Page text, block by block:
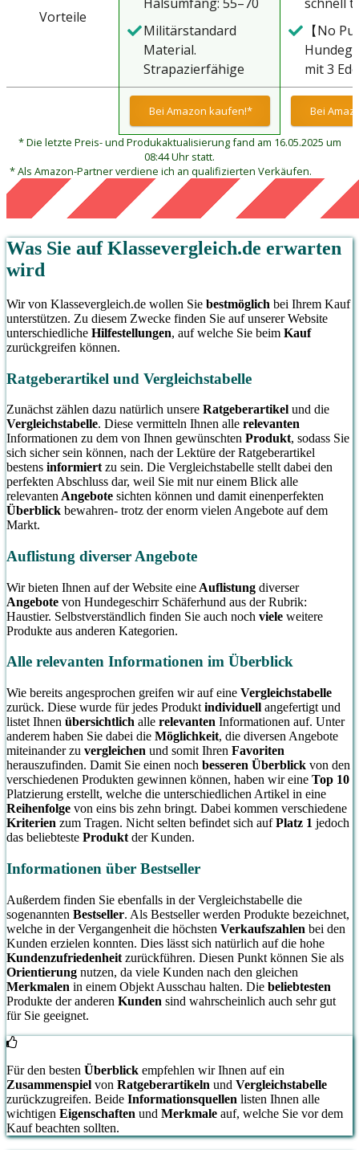
Vorteile
cm, Brustumfang:
76–91 cm,
Rückenlänge: 26,6
cm. Ideal für
mittelgroße Rassen.
Dieses
Alltagsgeschirr mit
zusätzlicher
Funktionalität passt
sich problemlos an
alle täglichen
Ereignisse an und
wird zu einer
professionellen
Dienst, die Polizei
Militärstandard
Material.
Strapazierfähige
Weste aus 1050D
Nylon mit robusten
Nähten für
zusätzliche
Haltbarkeit und
Tragbarkeit,
geeignet für alle
Einsatzbereiche.
Zwei-Metal
Schulterschnallen
Zugkraft tragen und
stellen sicher, dass
Ihr Hund während
Jagd, der Arbeit und
Gelegenheiten sicher
angeschnallt ist. Gut
gepolstert an jedem
Druckbelastungspunkt,
um die Haut Ihres
Hundes zu schützen,
atmungsaktive
Luftnetz Ihren Hund
belüftet
alle
Mesh-
dem
Nylon
【No
mit 3
Ringen
unten
Rücken
die in
Szenen
und
können.
Hund
Bei Amazon kaufen!* Bei
* Die letzte Preis- und Produkaktualisierung fand am 16.05.2025 um
08:44 Uhr statt.
* Als Amazon-Partner verdiene ich an qualifizierten Verkäufen.
Was Sie aufKlassevergleich.de erwarten
wird
Wir von Klassevergleich.de wollen Sie bestmöglich bei Ihrem Kauf
unterstützen. Zu diesem Zwecke finden Sie auf unserer Website
unterschiedliche Hilfestellungen, auf welche Sie beim Kauf
zurückgreifen können.
Ratgeberartikel und Vergleichstabelle
Zunächst zählen dazu natürlich unsere Ratgeberartikel und die
Vergleichstabelle. Diese vermitteln Ihnen alle relevanten
Informationen zu dem von Ihnen gewünschten Produkt, sodass Sie
sich sicher sein können, nach der Lektüre der Ratgeberartikel
bestens informiert zu sein. Die Vergleichstabelle stellt dabei den
perfekten Abschluss dar, weil Sie mit nur einem Blick alle
relevanten Angebote sichten können und damit einenperfekten
Überblick bewahren- trotz der enorm vielen Angebote auf dem
Markt.
Auflistung diverser Angebote
Wir bieten Ihnen auf der Website eine Auflistung diverser
Angebote von Hundegeschirr Schäferhund aus der Rubrik:
Haustier. Selbstverständlich finden Sie auch noch viele weitere
Produkte aus anderen Kategorien.
Alle relevanten Informationen im Überblick
Wie bereits angesprochen greifen wir auf eine Vergleichstabelle
zurück. Diese wurde für jedes Produkt individuell angefertigt und
listet Ihnen übersichtlich alle relevanten Informationen auf. Unter
anderem haben Sie dabei die Möglichkeit, die diversen Angebote
miteinander zu vergleichen und somit Ihren Favoriten
herauszufinden. Damit Sie einen noch besseren Überblick von den
verschiedenen Produkten gewinnen können, haben wir eine Top 10
Platzierung erstellt, welche die unterschiedlichen Artikel in eine
Reihenfolge von eins bis zehn bringt. Dabei kommen verschiedene
Kriterien zum Tragen. Nicht selten befindet sich aufPlatz 1 jedoch
das beliebteste Produkt der Kunden.
Informationen über Bestseller
Außerdem finden Sie ebenfalls in der Vergleichstabelle die
sogenannten Bestseller. Als Bestseller werden Produkte bezeichnet,
welche in der Vergangenheit die höchsten Verkaufszahlen bei den
Kunden erzielen konnten. Dies lässt sich natürlich auf die hohe
Kundenzufriedenheit zurückführen. Diesen Punkt können Sie als
Orientierung nutzen, da viele Kunden nach den gleichen
Merkmalen in einem Objekt Ausschau halten. Die beliebtesten
Produkte der anderen Kunden sind wahrscheinlich auch sehr gut
für Sie geeignet.
Für den besten Überblick empfehlen wir Ihnen auf ein
Zusammenspiel von Ratgeberartikeln und Vergleichstabelle
zurückzugreifen. Beide Informationsquellen listen Ihnen alle
wichtigen Eigenschaften und Merkmale auf, welche Sie vor dem
Kauf beachten sollten.